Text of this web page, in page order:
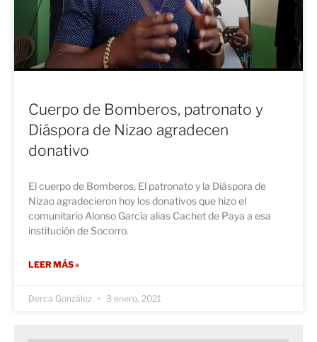
Cuerpo de Bomberos, patronato y
Diáspora de Nizao agradecen
donativo
El cuerpo de Bomberos, El patronato y la Diáspora de
Nizao agradecieron hoy los donativos que hizo el
comunitario Alonso García alias Cachet de Paya a esa
institución de Socorro.
LEER MÁS »
Derca González 3 enero, 2021